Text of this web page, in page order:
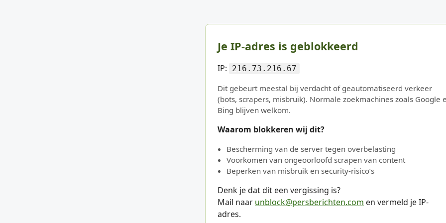
Je IP-adres is geblokkeerd
IP: 216.73.216.67
Dit gebeurt meestal bij verdacht of geautomatiseerd verkeer
(bots, scrapers, misbruik). Normale zoekmachines zoals Google
Bing blijven welkom.
Waarom blokkeren wij dit?
Bescherming van de server tegen overbelasting
Voorkomen van ongeoorloofd scrapen van content
Beperken van misbruik en security-risico’s
Denk je dat dit een vergissing is?
Mail naar unblock@persberichten.com en vermeld je IP-
adres.